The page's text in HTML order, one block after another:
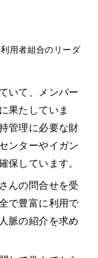
用者組合のリーダ
いて、メンバー
果たしていま
管理に必要な財
ンターやイガン
保しています。
んの問合せを受
で豊富に利用で
脈の紹介を求め